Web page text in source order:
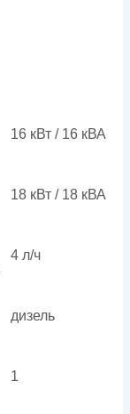
16 кВт / 16 кВА
18 кВт / 18 кВА
4 л/ч
дизель
1